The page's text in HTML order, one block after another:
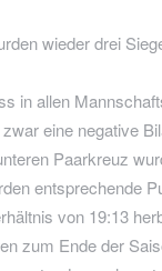
wieder drei
in allen
eine negative
Paarkreuz
entsprechende
von 19:13
zum Ende der